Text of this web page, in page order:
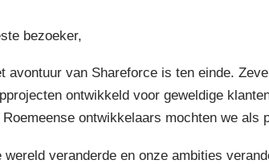
bezoeker,
avontuur van Shareforce is ten einde.
ontwikkeld voor geweldige
Roemeense ontwikkelaars mochten we als
wereld veranderde en onze ambities